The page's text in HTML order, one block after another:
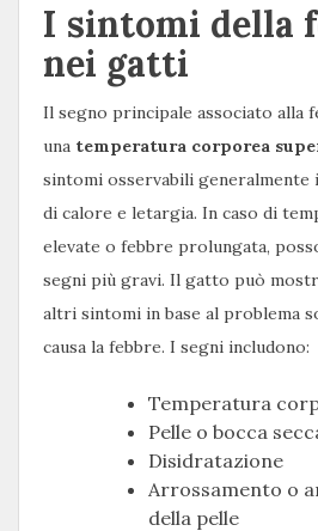
I sintomi della
nei gatti
Il segno principale associato alla
una temperatura corporea
sintomi osservabili generalmente
di calore e letargia. In caso di
elevate o febbre prolungata,
segni più gravi. Il gatto può
altri sintomi in base al problema
causa la febbre. I segni includono:
Temperatura
Pelle o bocca
Disidratazione
Arrossamento o
della pelle